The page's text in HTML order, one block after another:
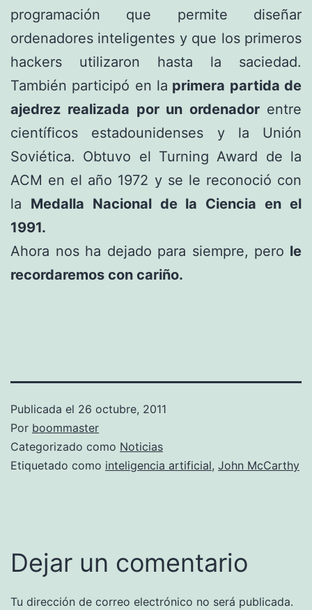
programación que permite diseñar
ordenadores inteligentes y que los primeros
hackers utilizaron hasta la saciedad.
También participó en la primera partida de
ajedrez realizada por un ordenador entre
científicos estadounidenses y la Unión
Soviética. Obtuvo el Turning Award de la
ACM en el año 1972 y se le reconoció con
la Medalla Nacional de la Ciencia en el
1991.
Ahora nos ha dejado para siempre, pero le
recordaremos con cariño.
Publicada el 26 octubre, 2011
Por boommaster
Categorizado como Noticias
Etiquetado como inteligencia artificial, John McCarthy
Dejar un comentario
Tu dirección de correo electrónico no será publicada.